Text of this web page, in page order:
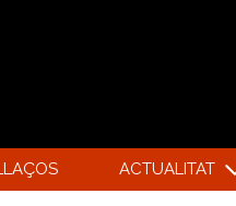
ACTUALITAT